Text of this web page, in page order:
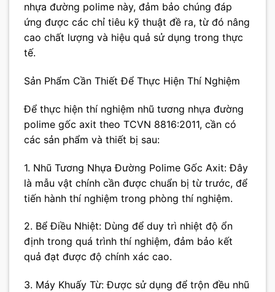
nhựa đường polime này, đảm bảo chúng đáp
ứng được các chỉ tiêu kỹ thuật đề ra, từ đó nâng
cao chất lượng và hiệu quả sử dụng trong thực
tế.
Sản Phẩm Cần Thiết Để Thực Hiện Thí Nghiệm
Để thực hiện thí nghiệm nhũ tương nhựa đường
polime gốc axit theo TCVN 8816:2011, cần có
các sản phẩm và thiết bị sau:
1. Nhũ Tương Nhựa Đường Polime Gốc Axit: Đây
là mẫu vật chính cần được chuẩn bị từ trước, để
tiến hành thí nghiệm trong phòng thí nghiệm.
2. Bể Điều Nhiệt: Dùng để duy trì nhiệt độ ổn
định trong quá trình thí nghiệm, đảm bảo kết
quả đạt được độ chính xác cao.
3. Máy Khuấy Từ: Được sử dụng để trộn đều nhũ